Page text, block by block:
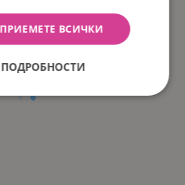
ПРИЕМЕТЕ ВСИЧКИ